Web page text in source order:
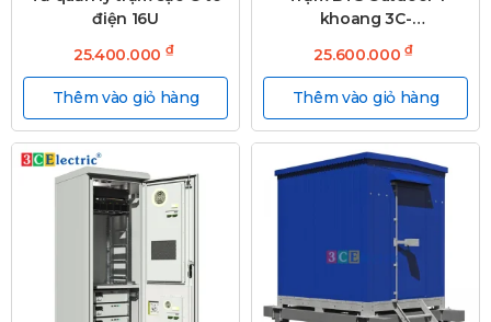
điện 16U
25.400.000 ₫
Thêm vào giỏ hàng
khoang 3C-
OD2030WD800T30S
25.600.000₫
Thêm vào giỏ hàng